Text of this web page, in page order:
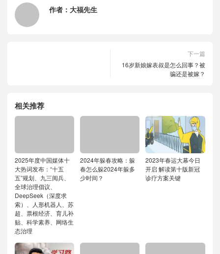
作者： 大福先生
下一篇
16岁新娘嫁表叔是怎么回事？被
骗还是被嫁？
相关推荐
2025年度中国媒体十
大热词发布：“十五
五”规划、九三阅兵、
全球治理倡议、
DeepSeek（深度求
索）、人形机器人、苏
超、票根经济、育儿补
贴、科学素养、网络生
态治理
2024年躲春攻略：躲
春怎么躲2024年躲多
少时间？
2023年春运大幕今日
开启 解读第十版新冠
诊疗方案关键